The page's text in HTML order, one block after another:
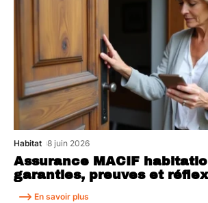
Assurance MACIF
garanties, preuves et
Habitat 8 juin 2026
En savoir plus